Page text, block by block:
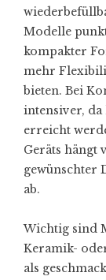
Modelle
kompakter
mehr
bieten. Bei
intensiver,
erreicht
Geräts hängt
gewünschter
ab.
Wichtig sind
Keramik-
als